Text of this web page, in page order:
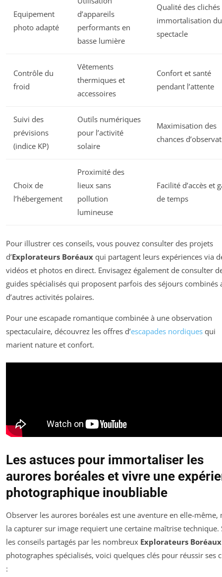
Equipement
photo adapté
d’appareils
performants en
basse lumière
Qualité des clichés
immortalisation du
spectacle
Contrôle du
froid
Vêtements
thermiques et
accessoires
Confort et santé
pendant l’attente
Suivi des
prévisions
(indice KP)
Outils numériques
pour l’activité
solaire
Maximisation des
chances
Choix de
l’hébergement
Proximité des
lieux sans
pollution
lumineuse
Facilité d’accès et
de temps
Pour illustrer ces conseils, vous pouvez consulter des projets
d’Explorateurs Boréaux qui partagent leurs expériences via
vidéos et photos en direct. Envisagez également de consulter
guides spécialisés qui proposent parfois des séjours combinés
d’autres activités polaires.
Pour une escapade romantique combinée à une observation
spectaculaire, découvrez les offres d’escapades nordiques qui
marient nature et confort.
Les astuces pour immortaliser les
aurores boréales et vivre une
photographique inoubliable
Observer les aurores boréales est une aventure en elle-même,
la capturer sur image requiert une certaine maîtrise technique.
les conseils partagés par les nombreux Explorateurs Boréaux
photographes spécialisés, voici quelques clés pour réussir ses
: